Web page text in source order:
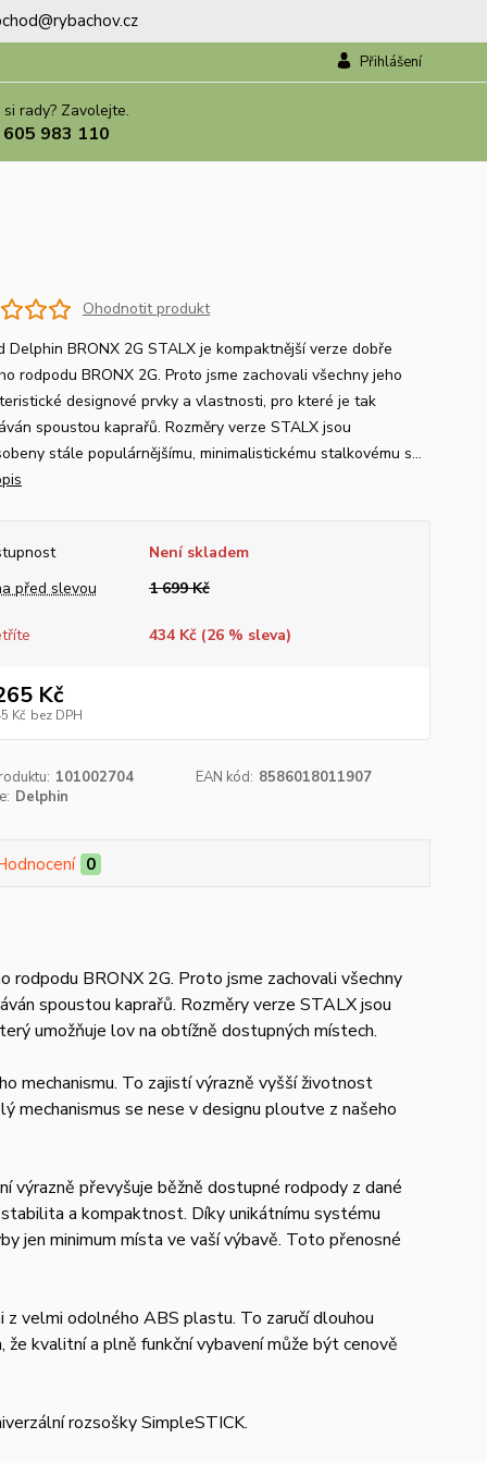
Přihlášení
rady? Zavolejte.
983 110
Ohodnotit produkt
Delphin BRONX 2G STALX je kompaktnější verze dobře
rodpodu BRONX 2G. Proto jsme zachovali všechny jeho
designové prvky a vlastnosti, pro které je tak
spoustou kaprařů. Rozměry verze STALX jsou
stále populárnějšímu, minimalistickému stalkovému s...
Není skladem
před slevou
1 699 Kč
434 Kč (26% sleva)
Kč
Kč bez DPH
101002704 EAN kód: 8586018011907
Delphin
0
BRONX 2G. Proto jsme zachovali všechny
spoustou kaprařů. Rozměry verze STALX jsou
umožňuje lov na obtížně dostupných místech.
mechanismu. To zajistí výrazně vyšší životnost
mechanismus se nese v designu ploutve z našeho
výrazně převyšuje běžně dostupné rodpody z dané
a kompaktnost. Díky unikátnímu systému
jen minimum místa ve vaší výbavě. Toto přenosné
velmi odolného ABS plastu. To zaručí dlouhou
kvalitní a plně funkční vybavení může být cenově
rozsošky SimpleSTICK.